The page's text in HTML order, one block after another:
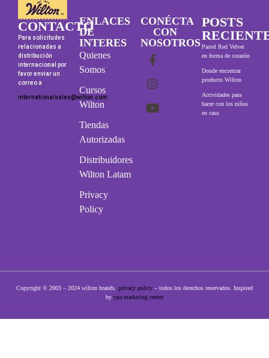
CONTACTO
Para solicitudes
relacionadas a
distribución
internacional por
favor enviar un
correo a
internationalsales@wilton.com
ENLACES
DE
INTERES
Quienes
Somos
Cursos
Wilton
Tiendas
Autorizadas
Distribuidores
Wilton Latam
Privacy
Policy
CONÉCTA
CON
NOSOTROS
POSTS
Pastel Red Velvet
en forma de corazón
Donde encontrar
producto Wilton
Actividades para
hacer con los niños
en casa
Copyright © 2003 – 2024 wilton brands. privacy policy – todos los derechos reservados. Inspired
by ypa marketing center